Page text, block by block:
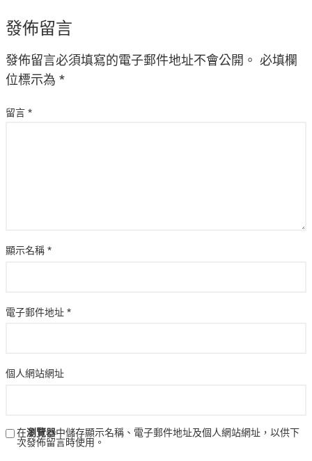
發佈留言
發佈留言必須填寫的電子郵件地址不會公開。 必填欄
位標示為 *
留言 *
顯示名稱 *
電子郵件地址 *
個人網站網址
在瀏覽器中儲存顯示名稱、電子郵件地址及個人網站網址，以供下
次發佈留言時使用。